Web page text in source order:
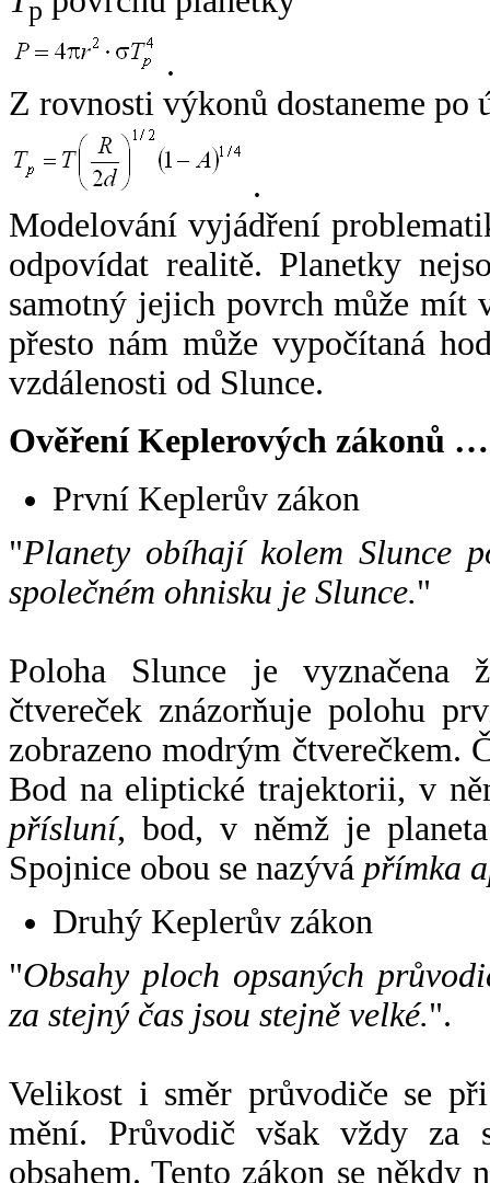
p
.
Z rovnosti výkonů dostaneme po
.
Modelování vyjádření
odpovídat realitě. Planetky
samotný jejich povrch může mít
přesto nám může vypočítaná
vzdálenosti od Slunce.
Ověření Keplerových zákonů …
První Keplerův zákon
"Planety obíhají kolem Slunce
společném ohnisku je Slunce."
Poloha Slunce je vyznačena
čtvereček znázorňuje polohu
zobrazeno modrým čtverečkem.
Bod na eliptické trajektorii, v
přísluní, bod, v němž je
Spojnice obou se nazývá přímka
Druhý Keplerův zákon
"Obsahy ploch opsaných
za stejný čas jsou stejně velké.".
Velikost i směr průvodiče se
mění. Průvodič však vždy za
obsahem. Tento zákon se někdy